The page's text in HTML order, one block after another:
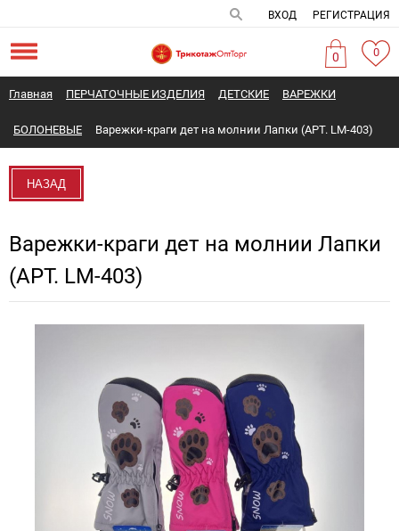
ВХОД РЕГИСТРАЦИЯ
0 0
Главная ПЕРЧАТОЧНЫЕ ИЗДЕЛИЯ ДЕТСКИЕ ВАРЕЖКИ
БОЛОНЕВЫЕ Варежки-краги дет на молнии Лапки (АРТ. LM-403)
НАЗАД
Варежки-краги дет на молнии Лапки
(АРТ. LM-403)